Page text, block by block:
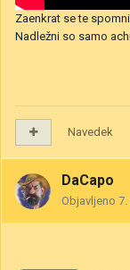
Zaenkrat se te
Nadležni so samo
Navedek
DaCapo
Objavljeno 7.